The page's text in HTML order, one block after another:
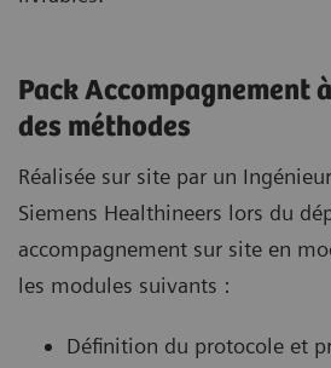
Pack
des méthodes
Réalisée sur site par un
Siemens Healthineers lors du
accompagnement sur site en
les modules suivants :
Définition du protocole et